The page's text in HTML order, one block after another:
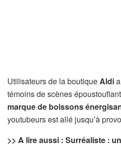
Utilisateurs de la boutiqueAldi
témoins de scènes
marque de boissons
youtubeurs est allé jusqu’à
>> A lire aussi : Surréaliste :